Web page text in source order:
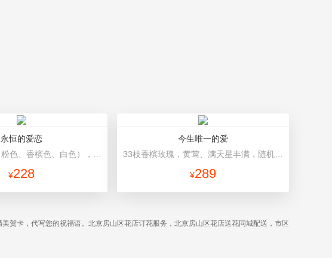
永恒的爱恋
¥228
今生唯一的爱
¥289
贺卡，代写您的祝福语。北京房山区花店订花服务，北京房山区花店送花同城配送，市区